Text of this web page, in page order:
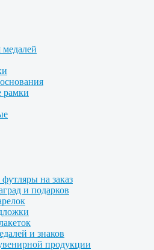
рамки
на заказ
и подарков
и знаков
продукции